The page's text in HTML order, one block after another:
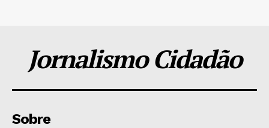
Jornalismo Cidadão
Sobre